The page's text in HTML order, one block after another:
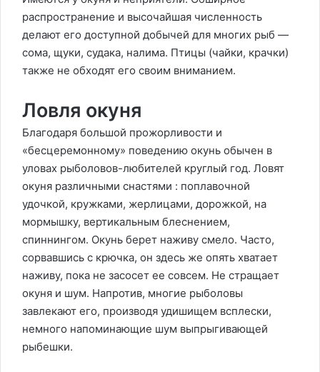
распространение и высочайшая численность
делают его доступной добычей для многих рыб —
сома, щуки, судака, налима. Птицы (чайки, крачки)
также не обходят его своим вниманием.
Ловля окуня
Благодаря большой прожорливости и
«бесцеремонному» поведению окунь обычен в
уловах рыболовов-любителей круглый год. Ловят
окуня различными снастями : поплавочной
удочкой, кружками, жерлицами, дорожкой, на
мормышку, вертикальным блеснением,
спиннингом. Окунь берет наживу смело. Часто,
сорвавшись с крючка, он здесь же опять хватает
наживу, пока не засосет ее совсем. Не стращает
окуня и шум. Напротив, многие рыболовы
завлекают его, производя удишищем всплески,
немного напоминающие шум выпрыгивающей
рыбешки.